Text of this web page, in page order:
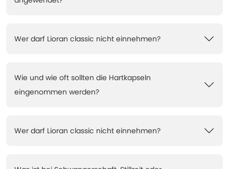
Wer darf Lioran classic nicht einnehmen?
Wie und wie oft sollten die Hartkapseln
eingenommen werden?
Wer darf Lioran classic nicht einnehmen?